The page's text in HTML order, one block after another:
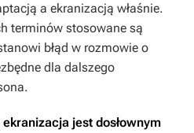
a ekranizacją właśnie.
terminów stosowane są
błąd w rozmowie o
dla dalszego
ekranizacja jest dosłownym